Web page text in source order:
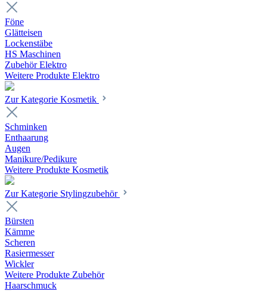
Föne
Glätteisen
Lockenstäbe
HS Maschinen
Zubehör Elektro
Weitere Produkte Elektro
Zur Kategorie Kosmetik
Schminken
Enthaarung
Augen
Manikure/Pedikure
Weitere Produkte Kosmetik
Zur Kategorie Stylingzubehör
Bürsten
Kämme
Scheren
Rasiermesser
Wickler
Weitere Produkte Zubehör
Haarschmuck